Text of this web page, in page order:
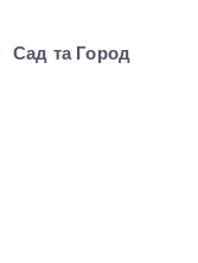
Сад та Город